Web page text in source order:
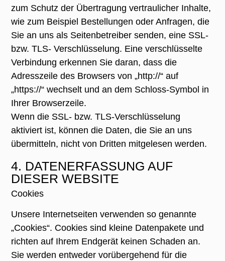
zum Schutz der Übertragung vertraulicher Inhalte,
wie zum Beispiel Bestellungen oder Anfragen, die
Sie an uns als Seitenbetreiber senden, eine SSL-
bzw. TLS- Verschlüsselung. Eine verschlüsselte
Verbindung erkennen Sie daran, dass die
Adresszeile des Browsers von „http://“ auf
„https://“ wechselt und an dem Schloss-Symbol in
Ihrer Browserzeile.
Wenn die SSL- bzw. TLS-Verschlüsselung
aktiviert ist, können die Daten, die Sie an uns
übermitteln, nicht von Dritten mitgelesen werden.
4. DATENERFASSUNG AUF
DIESER WEBSITE
Cookies
Unsere Internetseiten verwenden so genannte
„Cookies“. Cookies sind kleine Datenpakete und
richten auf Ihrem Endgerät keinen Schaden an.
Sie werden entweder vorübergehend für die